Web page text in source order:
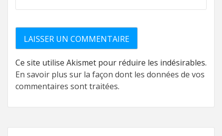
Ce site utilise Akismet pour réduire les indésirables.
En savoir plus sur la façon dont les données de vos
commentaires sont traitées.